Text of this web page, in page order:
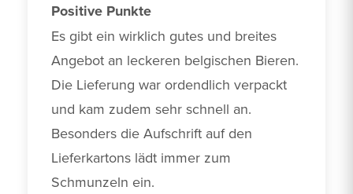
Positive Punkte
Es gibt ein wirklich gutes und breites
Angebot an leckeren belgischen Bieren.
Die Lieferung war ordendlich verpackt
und kam zudem sehr schnell an.
Besonders die Aufschrift auf den
Lieferkartons lädt immer zum
Schmunzeln ein.